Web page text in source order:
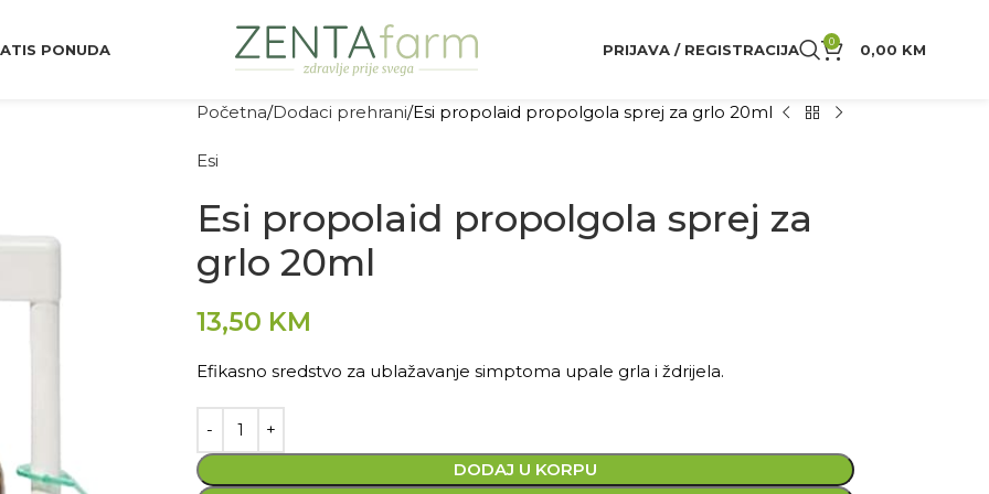
PONUDA PRIJAVA / REGISTRACIJA 0 0,00 KM
Početna Dodaci prehrani Esi propolaid propolgola sprej za grlo 20ml
Esi
Esi propolaid propolgola sprej za
grlo 20ml
13,50 KM
Efikasno sredstvo za ublažavanje simptoma upale grla i ždrijela.
DODAJ U KORPU